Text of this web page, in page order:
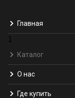
Главная
1
Каталог
О нас
Где купить